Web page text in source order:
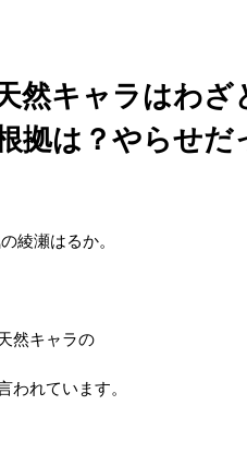
然キャラはわざ
拠は？やらせだ
綾瀬はるか。
然キャラの
われています。